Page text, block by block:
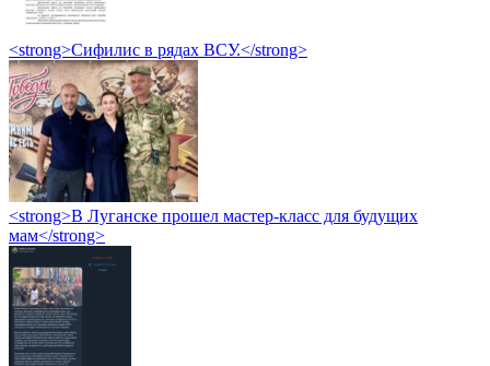
<strong>Сифилис в рядах ВСУ.</strong>
<strong>В Луганске прошел мастер-класс для будущих
мам</strong>